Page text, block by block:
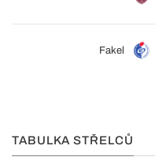
Fakel
TABULKA STŘELCŮ